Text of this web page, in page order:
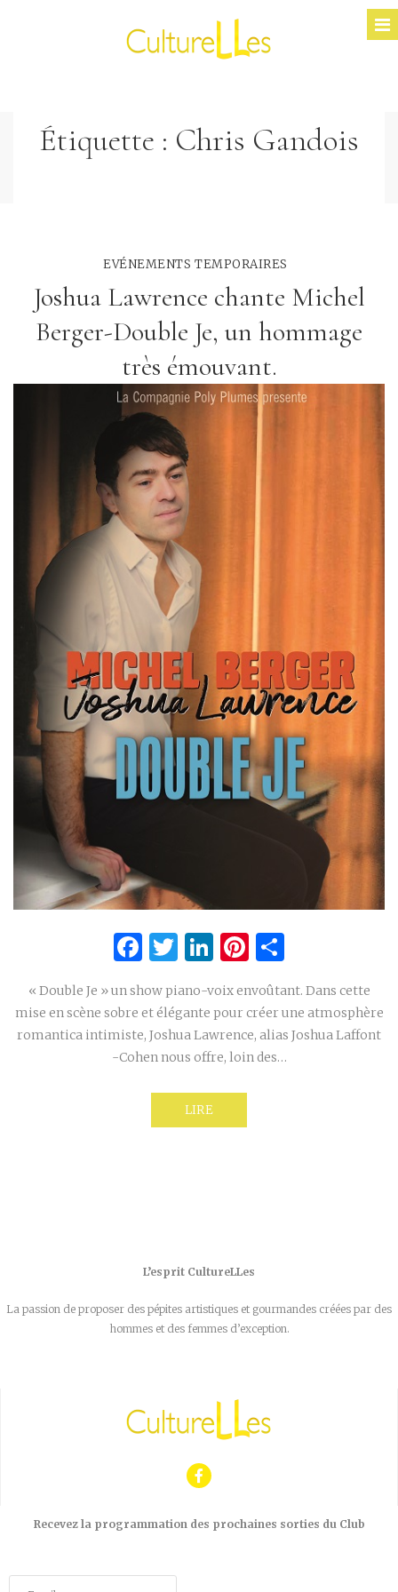
Étiquette : Chris Gandois
EVÉNEMENTS TEMPORAIRES
Joshua Lawrence chante Michel
Berger-Double Je, un hommage
très émouvant.
Facebook
Twitter
LinkedIn
Pinterest
« Double Je » un show piano-voix envoûtant. Dans cette
mise en scène sobre et élégante pour créer une atmosphère
romantica intimiste, Joshua Lawrence, alias Joshua Laffont
-Cohen nous offre, loin des…
LIRE
L’esprit CultureLLes
La passion de proposer des pépites artistiques et gourmandes créées par des
hommes et des femmes d’exception.
Recevez la programmation des prochaines sorties du Club